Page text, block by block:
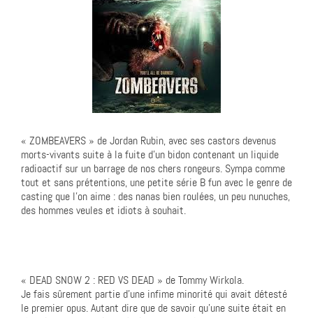
« ZOMBEAVERS » de Jordan Rubin, avec ses castors devenus
morts-vivants suite à la fuite d’un bidon contenant un liquide
radioactif sur un barrage de nos chers rongeurs. Sympa comme
tout et sans prétentions, une petite série B fun avec le genre de
casting que l’on aime : des nanas bien roulées, un peu nunuches,
des hommes veules et idiots à souhait.
« DEAD SNOW 2 : RED VS DEAD » de Tommy Wirkola.
Je fais sûrement partie d’une infime minorité qui avait détesté
le premier opus. Autant dire que de savoir qu’une suite était en